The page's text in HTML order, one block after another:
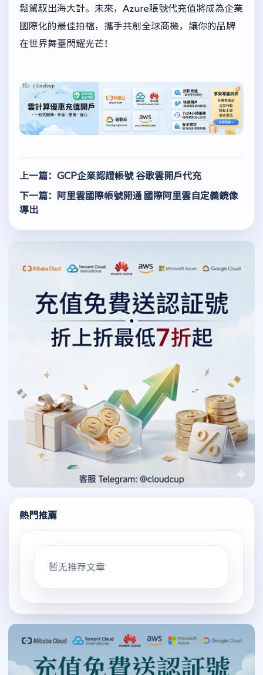
鬆駕馭出海大計。未來，Azure賬號代充值將成為企業
國際化的最佳拍檔，攜手共創全球商機，讓你的品牌
在世界舞臺閃耀光芒！
上一篇：GCP企業認證帳號 谷歌雲開戶代充
下一篇：阿里雲國際帳號開通 國際阿里雲自定義鏡像
導出
熱門推薦
暂无推荐文章